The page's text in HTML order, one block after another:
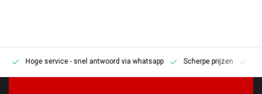
Hoge service- snel antwoord via whatsapp Scherpe prijzen